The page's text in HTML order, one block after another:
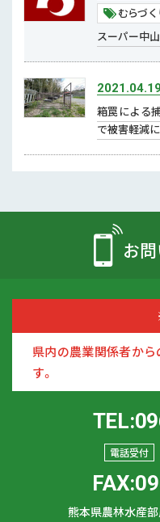
むらづく
スーパー中
2021.04.19
箱罠による
で被害軽減
熊本県青年農
農大
流通・地産地消
地産地消・食
輸出関係
生産力強化対策
モデル経営・経
地下水・グリ
農薬・肥料
補助事業
農地集積・基盤整備
その他
基盤整備
農地集積
2020年 (21)
2019年 (5)
2018年 (8)
お
県内の農業関係者か
す。
電話受付
熊本県農林水産